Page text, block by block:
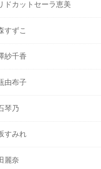
ドカットセーラ恵美
すずこ
紗千香
由布子
琴乃
すみれ
麗奈